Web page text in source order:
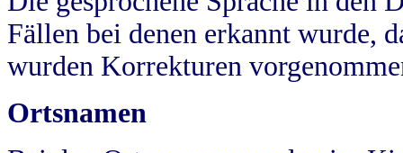
Fällen bei denen erkannt wurde,
wurden Korrekturen
Ortsnamen